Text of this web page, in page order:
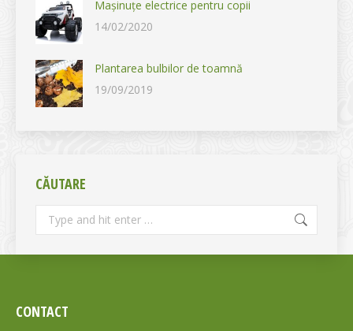
Mașinuțe electrice pentru copii
14/02/2020
Plantarea bulbilor de toamnă
19/09/2019
CĂUTARE
Search:
CONTACT